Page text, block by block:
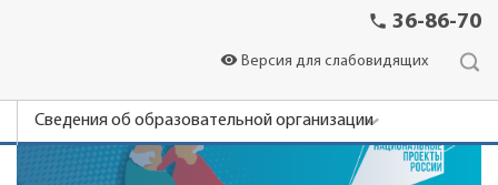
phone 36-86-70
visibility Версия для слабовидящих
Сведения об образовательной организации
Новости